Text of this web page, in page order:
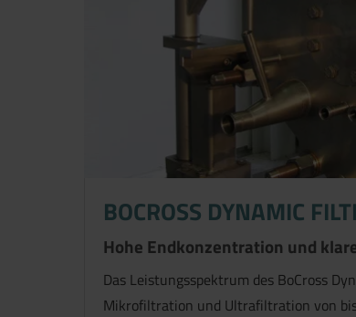
BOCROSS DYNAMIC
Hohe Endkonzentration und
Das Leistungsspektrum des BoCross
Mikrofiltration und Ultrafiltration von